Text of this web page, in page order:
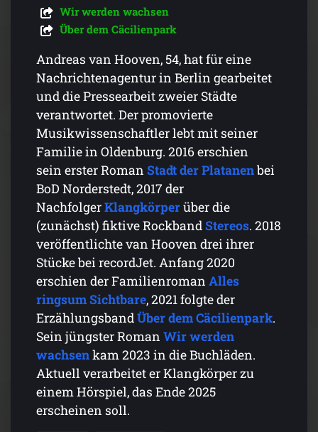
Wir werden wachsen
Über dem Cäcilienpark
Andreas van Hooven, 54, hat für eine
Nachrichtenagentur in Berlin gearbeitet
und die Pressearbeit zweier Städte
verantwortet. Der promovierte
Musikwissenschaftler lebt mit seiner
Familie in Oldenburg. 2016 erschien
sein erster Roman Stadt der Platanenbei
BoD Norderstedt, 2017 der
NachfolgerKlangkörperüber die
(zunächst) fiktive RockbandStereos. 2018
veröffentlichte van Hooven drei ihrer
Stücke bei recordJet. Anfang 2020
erschien der Familienroman Alles
ringsum Sichtbare, 2021 folgte der
ErzählungsbandÜber dem Cäcilienpark.
Sein jüngster Roman Wir werden
wachsenkam 2023 in die Buchläden.
Aktuell verarbeitet er Klangkörper zu
einem Hörspiel, das Ende 2025
erscheinen soll.